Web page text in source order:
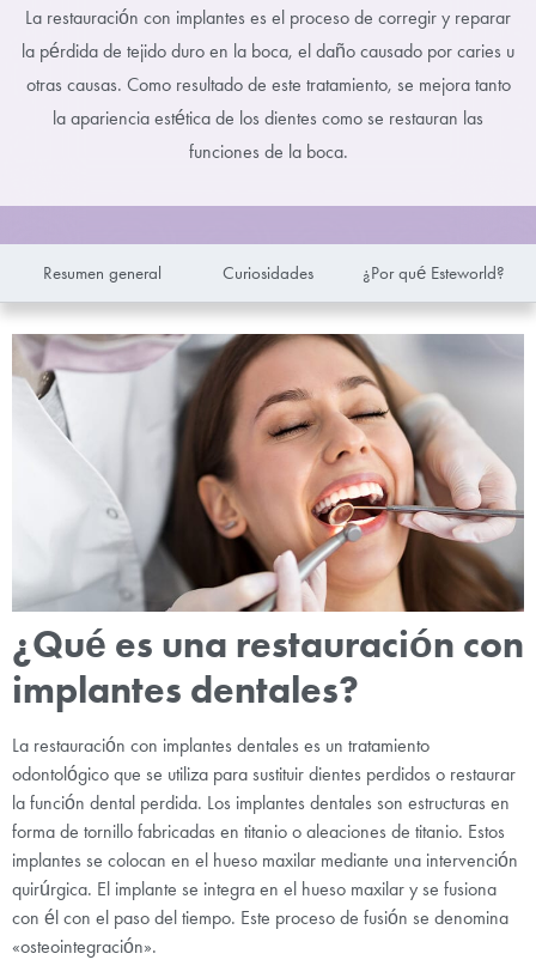
La restauración con implantes es el proceso de corregir y reparar
la pérdida de tejido duro en la boca, el daño causado por caries u
otras causas. Como resultado de este tratamiento, se mejora tanto
la apariencia estética de los dientes como se restauran las
funciones de la boca.
Resumen general Curiosidades ¿Por qué Esteworld?
¿Qué es una restauración con
implantes dentales?
La restauración con implantes dentales es un tratamiento
odontológico que se utiliza para sustituir dientes perdidos o restaurar
la función dental perdida. Los implantes dentales son estructuras en
forma de tornillo fabricadas en titanio o aleaciones de titanio. Estos
implantes se colocan en el hueso maxilar mediante una intervención
quirúrgica. El implante se integra en el hueso maxilar y se fusiona
con él con el paso del tiempo. Este proceso de fusión se denomina
«osteointegración».